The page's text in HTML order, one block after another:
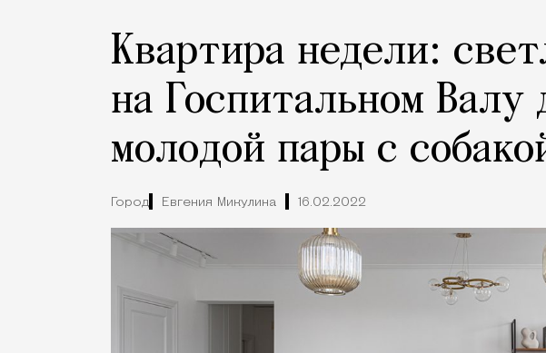
Квартира недели:
на Госпитальном Валу
молодой пары с
Город Евгения Микулина 16.02.2022